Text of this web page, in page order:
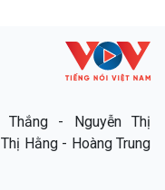
Thắng - Nguyễn Thị
Hằng - Hoàng Trung